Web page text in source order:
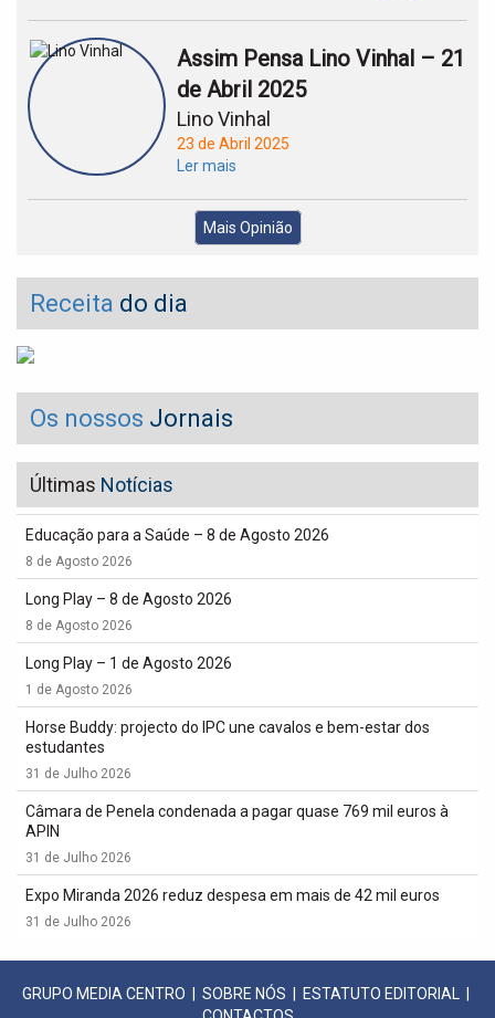
Assim Pensa Lino Vinhal – 21
de Abril 2025
Lino Vinhal
23 de Abril 2025
Ler mais
Mais Opinião
Receita do dia
Os nossos Jornais
Últimas Notícias
Educação para a Saúde – 8 de Agosto 2026
8 de Agosto 2026
Long Play – 8 de Agosto 2026
8 de Agosto 2026
Long Play – 1 de Agosto 2026
1 de Agosto 2026
Horse Buddy: projecto do IPC une cavalos e bem-estar dos
estudantes
31 de Julho 2026
Câmara de Penela condenada a pagar quase 769 mil euros à
APIN
31 de Julho 2026
Expo Miranda 2026 reduz despesa em mais de 42 mil euros
31 de Julho 2026
GRUPO MEDIA CENTRO SOBRE NÓS ESTATUTO EDITORIAL